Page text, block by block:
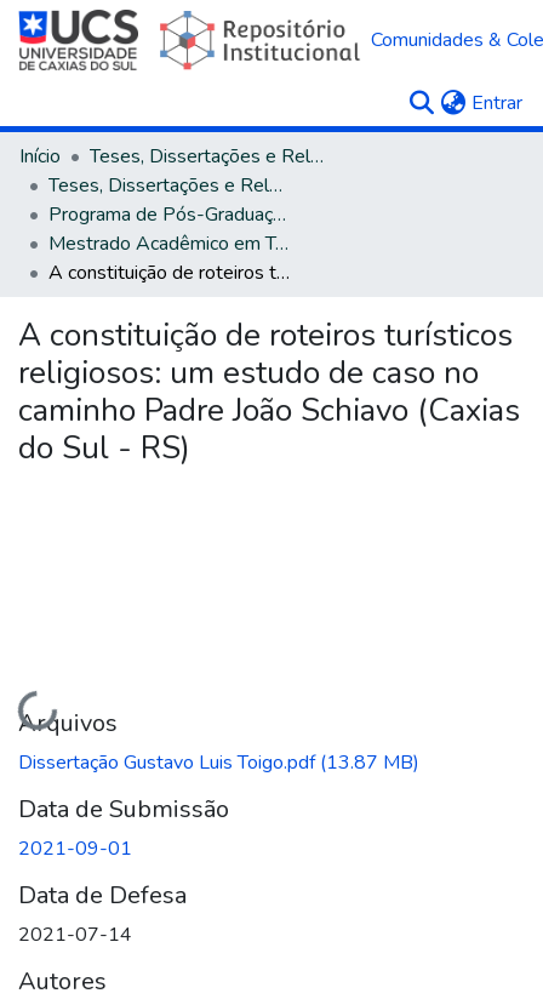
Comunidades &
Entrar
Início
Teses, Dissertações e Relatórios
Teses, Dissertações e Relatórios defendidos na UCS
Programa de Pós-Graduação em Turismo e Hospitalidade
Mestrado Acadêmico em Turismo e Hospitalidade
A constituição de roteiros turísticos religiosos: um estudo de caso no caminho Padre João Schiavo (Caxias do Sul - RS)
A constituição de roteiros turísticos
religiosos: um estudo de caso no
caminho Padre João Schiavo (Caxias
do Sul - RS)
Carregando...
Arquivos
Dissertação Gustavo Luis Toigo.pdf(13.87 MB)
Data de Submissão
2021-09-01
Data de Defesa
2021-07-14
Autores